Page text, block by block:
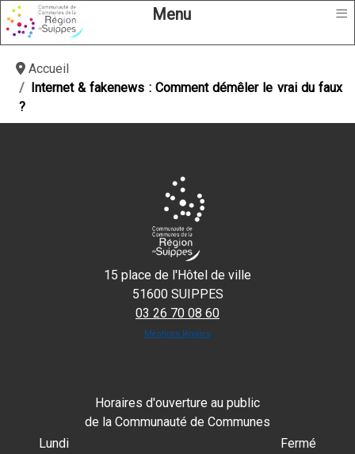
Menu ≡
Accueil
Internet & fakenews : Comment démêler le vrai du faux
?
15 place de l'Hôtel de ville
51600 SUIPPES
03 26 70 08 60
Mentions légales
Horaires d'ouverture au public
de la Communauté de Communes
Lundi
Fermé